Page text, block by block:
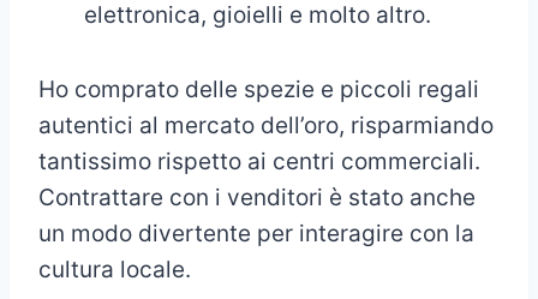
elettronica, gioielli e molto altro.
Ho comprato delle spezie e piccoli regali
autentici al mercato dell’oro, risparmiando
tantissimo rispetto ai centri commerciali.
Contrattare con i venditori è stato anche
un modo divertente per interagire con la
cultura locale.